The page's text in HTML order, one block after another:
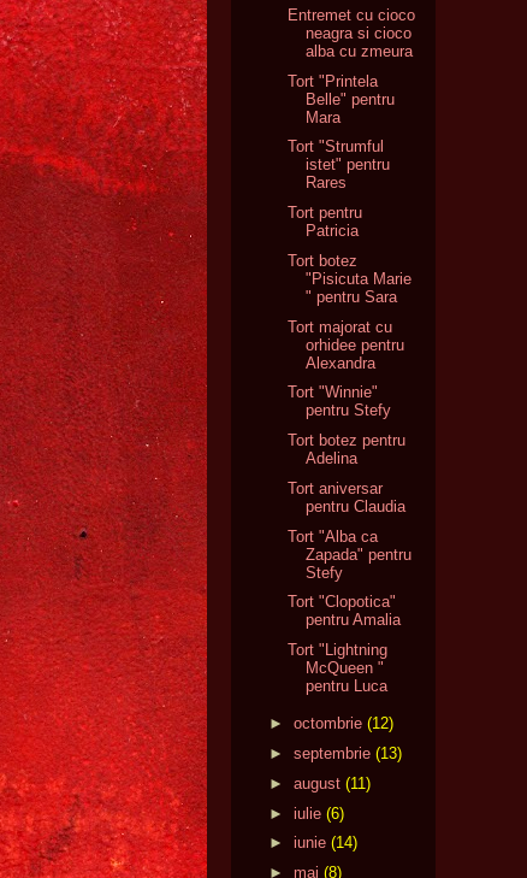
Entremet cu cioco
neagra si cioco
alba cu zmeura
Tort "Printela
Belle" pentru
Mara
Tort "Strumful
istet" pentru
Rares
Tort pentru
Patricia
Tort botez
"Pisicuta Marie
" pentru Sara
Tort majorat cu
orhidee pentru
Alexandra
Tort "Winnie"
pentru Stefy
Tort botez pentru
Adelina
Tort aniversar
pentru Claudia
Tort "Alba ca
Zapada" pentru
Stefy
Tort "Clopotica"
pentru Amalia
Tort "Lightning
McQueen "
pentru Luca
► octombrie (12)
► septembrie (13)
► august (11)
► iulie (6)
► iunie (14)
► mai (8)